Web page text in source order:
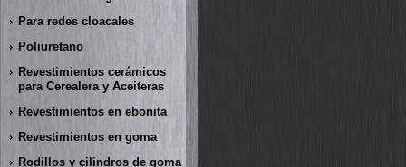
Para redes cloacales
Poliuretano
Revestimientos cerámicos
para Cerealera y Aceiteras
Revestimientos en ebonita
Revestimientos en goma
Rodillos y cilindros de goma